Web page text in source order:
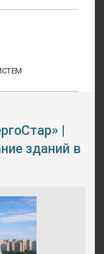
|
зданий в